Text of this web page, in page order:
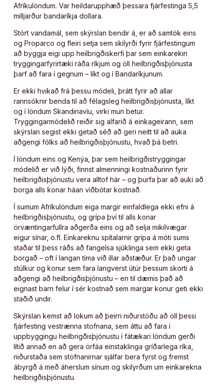
Afríkulöndum. Var heildarupphæð þessara fjárfestinga 5,5
milljarður bandaríkja dollara.
Stórt vandamál, sem skýrslan bendir á, er að samtök eins
og Proparco og fleiri setja sem skilyrði fyrir fjárfestingum
að byggja eigi upp heilbrigðiskerfi þar sem einkarekin
tryggingarfyrirtæki ráða ríkjum og öll heilbrigðisþjónusta
þarf að fara í gegnum – líkt og í Bandaríkjunum.
Er ekki hvikað frá þessu módeli, þrátt fyrir að allar
rannsóknir benda til að félagsleg heilbrigðisþjónusta, líkt
og í löndum Skandinavíu, virki mun betur.
Tryggingarmódelið reiðir sig alfarið á einkageirann, sem
skýrslan segist ekki getað séð að geri neitt til að auka
aðgengi fólks að heilbrigðisþjónustu, hvað þá betri.
Í löndum eins og Kenýa, þar sem heilbrigðistryggingar
módelið er við lýði, finnst almenningi kostnaðurinn fyrir
heilbrigðisþjónustu vera alltof hár – og þurfa þar að auki að
borga alls konar háan viðbótar kostnað.
Í sumum Afríkulöndum eiga margir einfaldlega ekki efni á
heilbrigðisþjónustu, og grípa því til alls konar
örvæntingarfullra aðgerða eins og að selja mikilvægar
eigur sínar, o.fl. Einkareknu spítalarnir grípa á móti sums
staðar til þess ráðs að fangelsa sjúklinga sem ekki geta
borgað – oft í langan tíma við illar aðstæður. Er það ungar
stúlkur og konur sem fara langverst útúr þessum skorti á
aðgengi að heilbrigðisþjónustu – en til dæmis það að
eignast barn felur í sér kostnað sem margar konur geti ekki
staðið undir.
Skýrslan kemst að lokum að þeirri niðurstöðu að öll þessi
fjárfesting vestrænna stofnana, sem áttu að fara í
uppbyggingu heilbrigðisþjónustu í fátækari löndum gerði
lítið annað en að gera örfáa einstaklinga gríðarlega ríka,
niðurstaða sem stofnanirnar sjálfar bera fyrst og fremst
ábyrgð á með áherslum sínum og skilyrðum um einkarekna
heilbrigðisþjónustu.